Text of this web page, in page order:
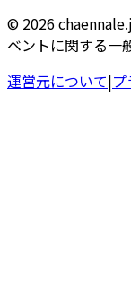
© 2026
ベントに関する一
運営元について|